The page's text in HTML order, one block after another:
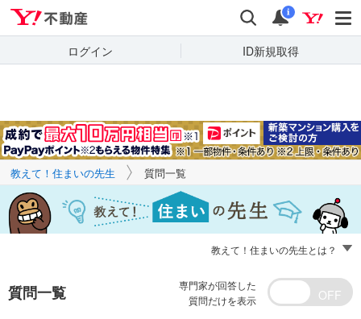
検索 通知
i
ログイン ID新規取得
キーワードで
質問を探す
教えて！住まいの先生 質問一覧
教えて！住まいの先生とは？
質問一覧
専門家が回答した
質問だけを表示